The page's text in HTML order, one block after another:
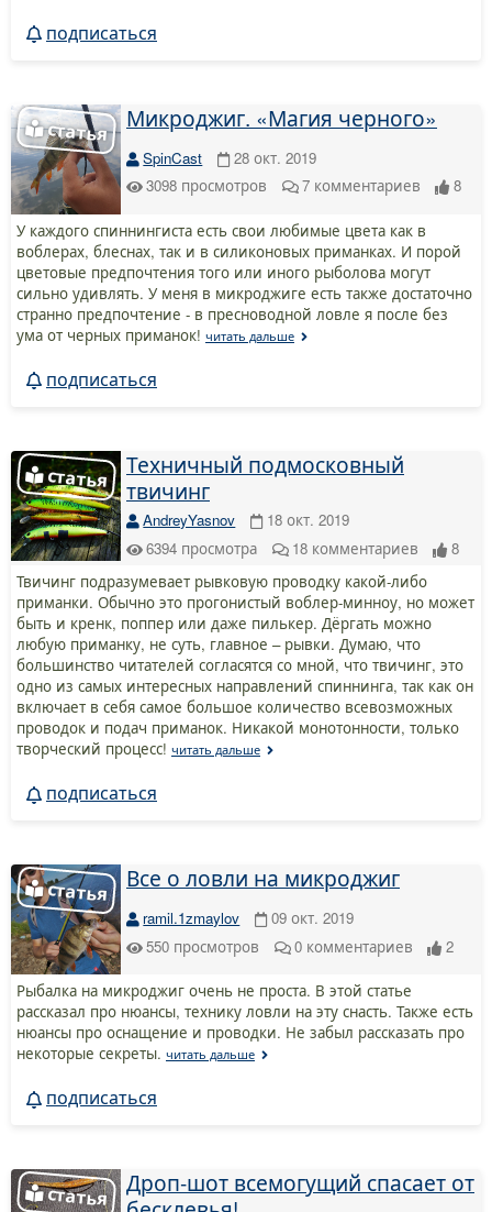
подписаться
Микроджиг. «Магия черного»
SpinCast
28 окт. 2019
3098 просмотров 7 комментариев 8
У каждого спиннингиста есть свои любимые цвета как в
воблерах, блеснах, так и в силиконовых приманках. И порой
цветовые предпочтения того или иного рыболова могут
сильно удивлять. У меня в микроджиге есть также достаточно
странно предпочтение - в пресноводной ловле я после без
ума от черных приманок! читать дальше
подписаться
Техничный подмосковный
твичинг
AndreyYasnov
18 окт. 2019
6394 просмотра 18 комментариев
8
Твичинг подразумевает рывковую проводку какой-либо
приманки. Обычно это прогонистый воблер-минноу, но может
быть и кренк, поппер или даже пилькер. Дёргать можно
любую приманку, не суть, главное – рывки. Думаю, что
большинство читателей согласятся со мной, что твичинг, это
одно из самых интересных направлений спиннинга, так как он
включает в себя самое большое количество всевозможных
проводок и подач приманок. Никакой монотонности, только
творческий процесс! читать дальше
подписаться
Все о ловли на микроджиг
ramil.1zmaylov
09 окт. 2019
550 просмотров 0 комментариев 2
Рыбалка на микроджиг очень не проста. В этой статье
рассказал про нюансы, технику ловли на эту снасть. Также есть
нюансы про оснащение и проводки. Не забыл рассказать про
некоторые секреты. читать дальше
подписаться
Дроп-шот всемогущий спасает от